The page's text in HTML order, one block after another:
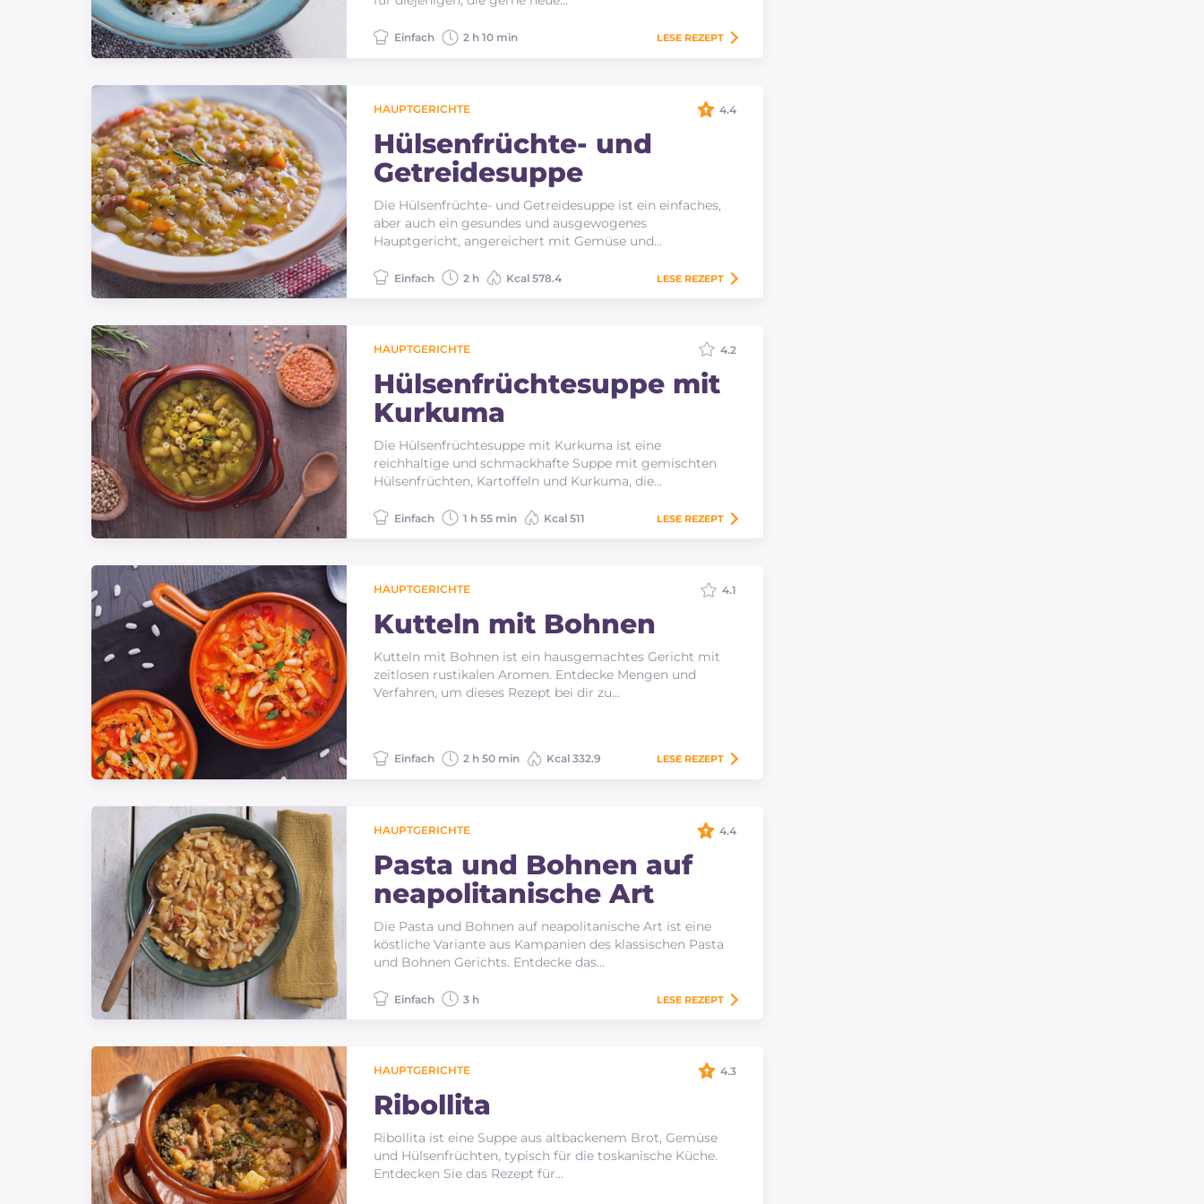
Einfach 2 h 10 min LESE REZEPT
HAUPTGERICHTE
Hülsenfrüchte- und
Getreidesuppe
Die Hülsenfrüchte- und Getreidesuppe ist ein einfaches,
aber auch ein gesundes und ausgewogenes
Hauptgericht, angereichert mit Gemüse und…
4.4
Einfach 2 h Kcal 578.4 LESE REZEPT
HAUPTGERICHTE
Hülsenfrüchtesuppe mit
Kurkuma
Die Hülsenfrüchtesuppe mit Kurkuma ist eine
reichhaltige und schmackhafte Suppe mit gemischten
Hülsenfrüchten, Kartoffeln und Kurkuma, die…
4.2
Einfach 1 h 55 min Kcal 511 LESE REZEPT
HAUPTGERICHTE
Kutteln mit Bohnen
Kutteln mit Bohnen ist ein hausgemachtes Gericht mit
zeitlosen rustikalen Aromen. Entdecke Mengen und
Verfahren, um dieses Rezept bei dir zu…
4.1
Einfach 2 h 50 min Kcal 332.9 LESE REZEPT
HAUPTGERICHTE
Pasta und Bohnen auf
neapolitanische Art
Die Pasta und Bohnen auf neapolitanische Art ist eine
köstliche Variante aus Kampanien des klassischen Pasta
und Bohnen Gerichts. Entdecke das…
4.4
Einfach 3 h LESE REZEPT
HAUPTGERICHTE
Ribollita
Ribollita ist eine Suppe aus altbackenem Brot, Gemüse
und Hülsenfrüchten, typisch für die toskanische Küche.
Entdecken Sie das Rezept für…
4.3